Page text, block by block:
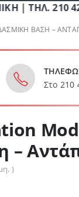
| E
ΒΆΣΗ –
Στο 210
–
)